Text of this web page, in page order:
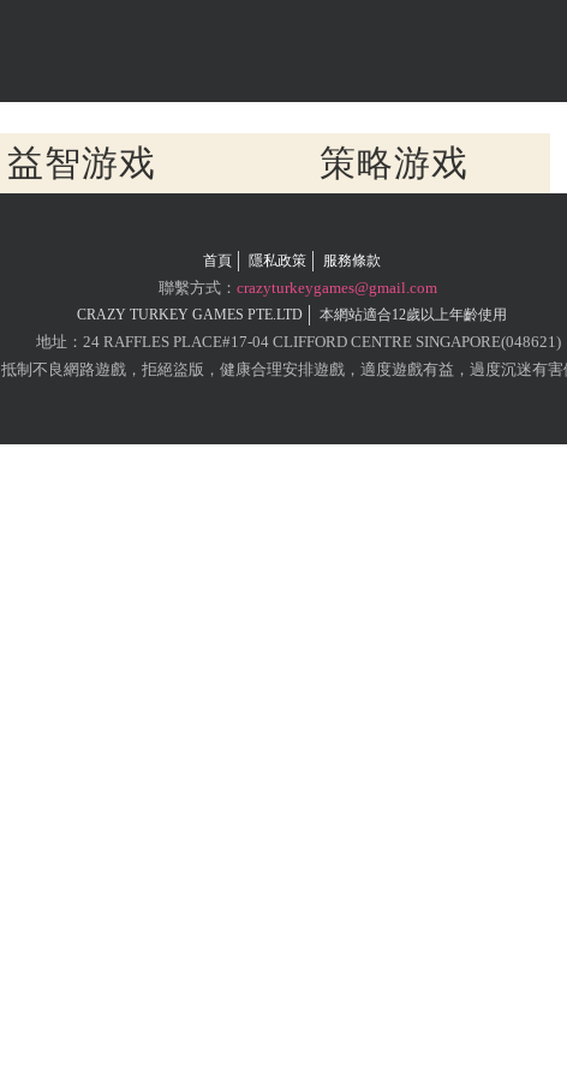
益智游戏 策略游戏
首頁 隱私政策 服務條款
聯繫方式： crazyturkeygames@gmail.com
CRAZY TURKEY GAMES PTE.LTD 本網站適合12歲以上年齡使用
地址：24 RAFFLES PLACE#17-04 CLIFFORD CENTRE SINGAPORE(048621)
抵制不良網路遊戲，拒絕盜版，健康合理安排遊戲，適度遊戲有益，過度沉迷有害